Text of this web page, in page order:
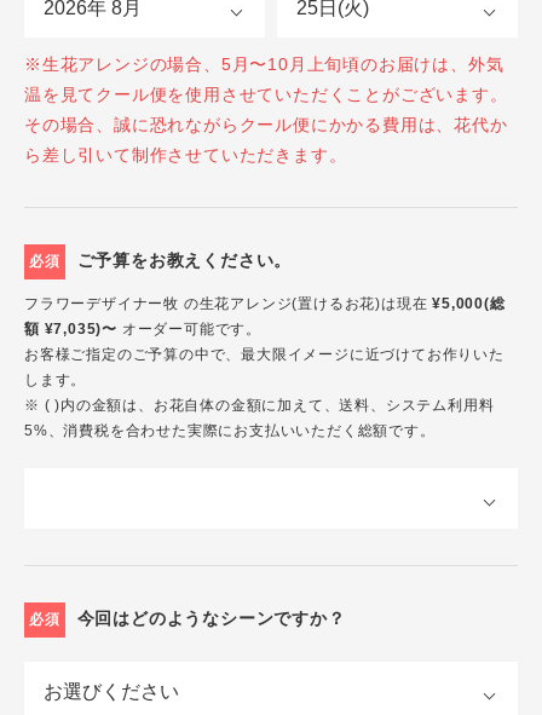
※生花アレンジの場合、5月〜10月上旬頃のお届けは、外気
温を見てクール便を使用させていただくことがございます。
その場合、誠に恐れながらクール便にかかる費用は、花代か
ら差し引いて制作させていただきます。
必須 ご予算をお教えください。
フラワーデザイナー牧 の生花アレンジ(置けるお花)は現在¥5,000(総
額 ¥7,035)〜 オーダー可能です。
お客様ご指定のご予算の中で、最大限イメージに近づけてお作りいた
します。
※ ( )内の金額は、お花自体の金額に加えて、送料、システム利用料
5%、消費税を合わせた実際にお支払いいただく総額です。
必須 今回はどのようなシーンですか？